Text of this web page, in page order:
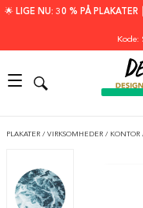
🌟 LIGE NU: 30 % PÅ
Kode:
PLAKATER / VIRKSOMHEDER / KONTOR